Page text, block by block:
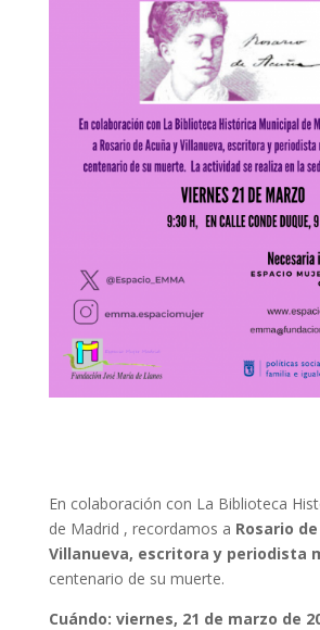
En colaboración con La Biblioteca
de Madrid , recordamos a Rosario
Villanueva, escritora y periodista
centenario de su muerte.
Cuándo: viernes, 21 de marzo de